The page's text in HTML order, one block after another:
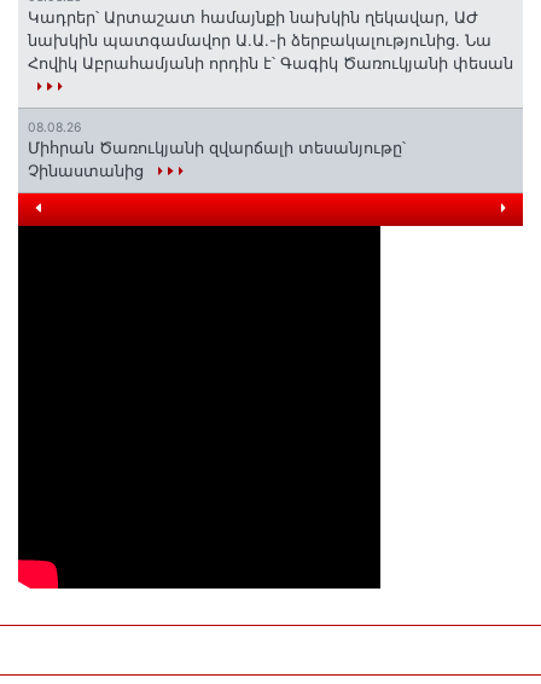
Կադրեր՝ Արտաշատ համայնքի նախկին ղեկավար, ԱԺ
նախկին պատգամավոր Ա.Ա.-ի ձերբակալությունից. Նա
Հովիկ Աբրահամյանի որդին է՝ Գագիկ Ծառուկյանի փեսան
08.08.26
Միհրան Ծառուկյանի զվարճալի տեսանյութը՝
Չինաստանից